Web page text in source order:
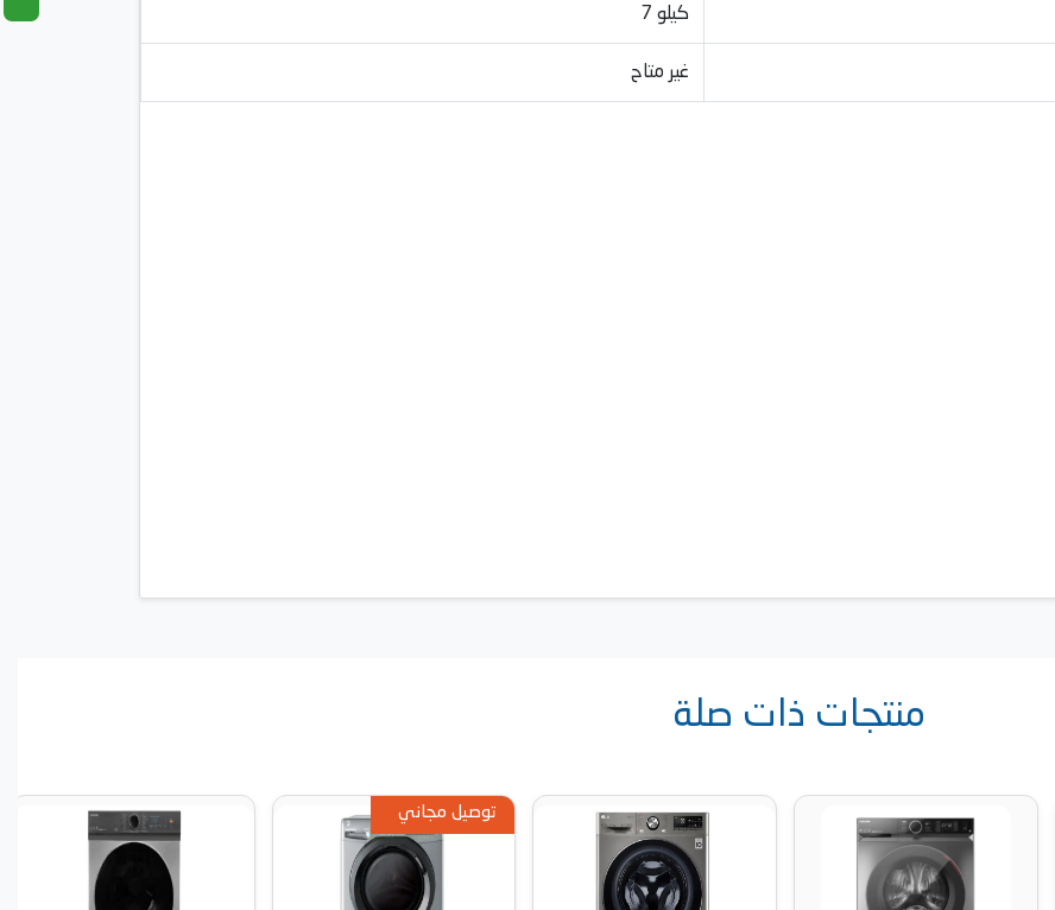
7 كيلو
غير متاح
منتجات ذات صلة
توصيل مجاني